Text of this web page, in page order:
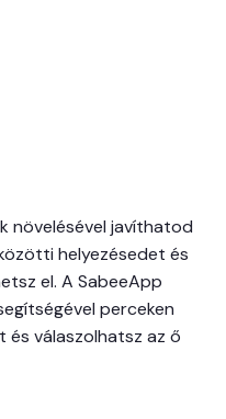
növelésével javíthatod
helyezésedet és
el. A SabeeApp
perceken
és válaszolhatsz az ő